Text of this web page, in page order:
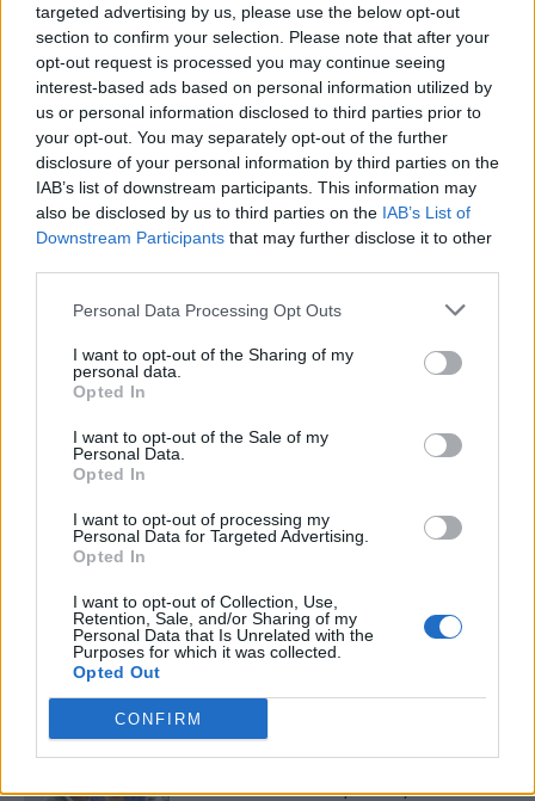
targeted advertising by us, please use the below opt-out
section to confirm your selection. Please note that after your
opt-out request is processed you may continue seeing
interest-based ads based on personal information utilized by
us or personal information disclosed to third parties prior to
your opt-out. You may separately opt-out of the further
disclosure of your personal information by third parties on the
IAB’s list of downstream participants. This information may
also be disclosed by us to third parties on the IAB’s List of
Downstream Participants that may further disclose it to other
Personal Data Processing Opt Outs
I want to opt-out of the Sharing of my
personal data.
Opted In
I want to opt-out of the Sale of my
Personal Data.
Opted In
I want to opt-out of processing my
Personal Data for Targeted Advertising.
Opted In
I want to opt-out of Collection, Use,
Retention, Sale, and/or Sharing of my
Personal Data that Is Unrelated with the
Purposes for which it was collected.
Opted Out
CONFIRM
relocare
Sortly
Articolul precedent
din 2008. Oficial, l-au propus
îl susțin pe Piedone, omul
oligarhului Dan Voiculescu
Articolul următor
milioane de voturi au fost
său real a fost de circa 45%
RELATED ARTICLES
(P) Cum contribuie Affinity la
bunăstarea fizică și emoțională a